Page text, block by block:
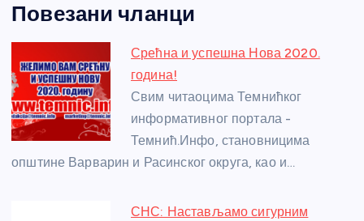
c
e
b
o
o
k
ss
e
n
g
er
itt
er
er at
s
A
p
p
a
e
e
e
Повезани чланци
Срећна и успешна Нова 2020.
година!
Свим читаоцима Темнићког
информативног портала -
Темнић.Инфо, становницима
општине Варварин и Расинског округа, као и…
СНС: Настављамо сигурним